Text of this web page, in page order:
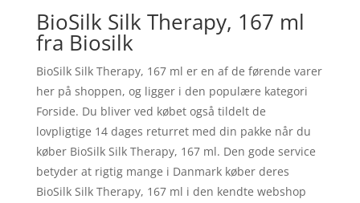
BioSilk Silk Therapy, 167 ml
fra Biosilk
BioSilk Silk Therapy, 167 ml er en af de førende varer
her på shoppen, og ligger i den populære kategori
Forside. Du bliver ved købet også tildelt de
lovpligtige 14 dages returret med din pakke når du
køber BioSilk Silk Therapy, 167 ml. Den gode service
betyder at rigtig mange i Danmark køber deres
BioSilk Silk Therapy, 167 ml i den kendte webshop